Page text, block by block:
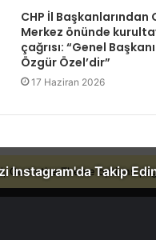
CHP İl Başkanlarından
Merkez önünde
çağrısı: “Genel
Özgür Özel’dir”
17 Haziran 2026
Instagram'da Takip
Go to the Theme options